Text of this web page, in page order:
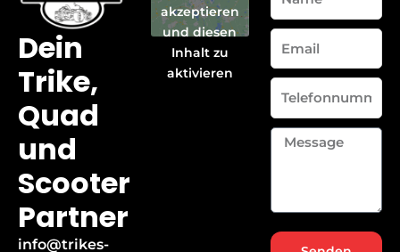
Dein
Trike,
Quad
und
Scooter
Partner
info@trikes-
akzeptieren
und diesen
Inhalt zu
aktivieren
Email
Message